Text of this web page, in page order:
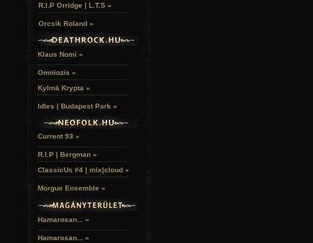
R.I.P Orridge | L.T.S »
Orcsik Roland »
Klaus Nomi »
Omniozis »
Kylmä Krypta »
Idles | Budapest Park »
Current 93 »
R.I.P | Bergman »
ClassicUs #4 | mix|cloud »
Morgue Ensemble »
Hamarosan... »
Hamarosan... »